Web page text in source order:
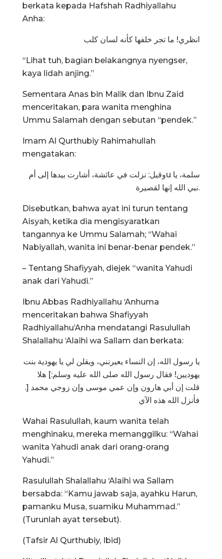
berkata kepada Hafshah Radhiyallahu
Anha:
انظري! ما تجر خلفها كأنه لسان كلب
“Lihat tuh, bagian belakangnya nyengser,
kaya lidah anjing.”
Sementara Anas bin Malik dan Ibnu Zaid
menceritakan, para wanita menghina
Ummu Salamah dengan sebutan “pendek.”
Imam Al Qurthubiy Rahimahullah
mengatakan:
وقيل: نزلت في عائشة، أشارت بيدها إلى أمu سلمة، يا
نبي الله إنها لقصيرة.
Disebutkan, bahwa ayat ini turun tentang
Aisyah, ketika dia mengisyaratkan
tangannya ke Ummu Salamah; “Wahai
Nabiyallah, wanita ini benar-benar pendek.”
– Tentang Shafiyyah, diejek “wanita Yahudi
anak dari Yahudi.”
Ibnu Abbas Radhiyallahu ‘Anhuma
menceritakan bahwa Shafiyyah
Radhiyallahu’Anha mendatangi Rasulullah
Shalallahu ‘Alaihi wa Sallam dan berkata:
يا رسول الله، إن النساء يعيرنني، ويقلن لي يا يهودية بنت
يهوديين! فقال رسول الله صلى الله عليه وسلم:] هلا
قلت إن أبي هارون وإن عمي موسى وإن زوجي محمد [.
فأنزل الله هذه الآي
Wahai Rasulullah, kaum wanita telah
menghinaku, mereka memanggilku: “Wahai
wanita Yahudi anak dari orang-orang
Yahudi.”
Rasulullah Shalallahu ‘Alaihi wa Sallam
bersabda: “Kamu jawab saja, ayahku Harun,
pamanku Musa, suamiku Muhammad.”
(Turunlah ayat tersebut).
(Tafsir Al Qurthubiy, Ibid)